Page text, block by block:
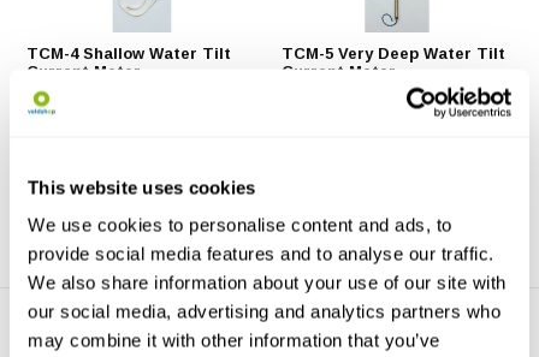
This website uses cookies
We use cookies to personalise content and ads, to
provide social media features and to analyse our traffic.
We also share information about your use of our site with
our social media, advertising and analytics partners who
may combine it with other information that you’ve
TCM-4 Shallow Water Tilt
Current Meter
The TCM-4 is a shallow water
tilt current meter ...
TCM-5 Very Deep Water Tilt
Current Meter
The TCM-5 is a current meter for